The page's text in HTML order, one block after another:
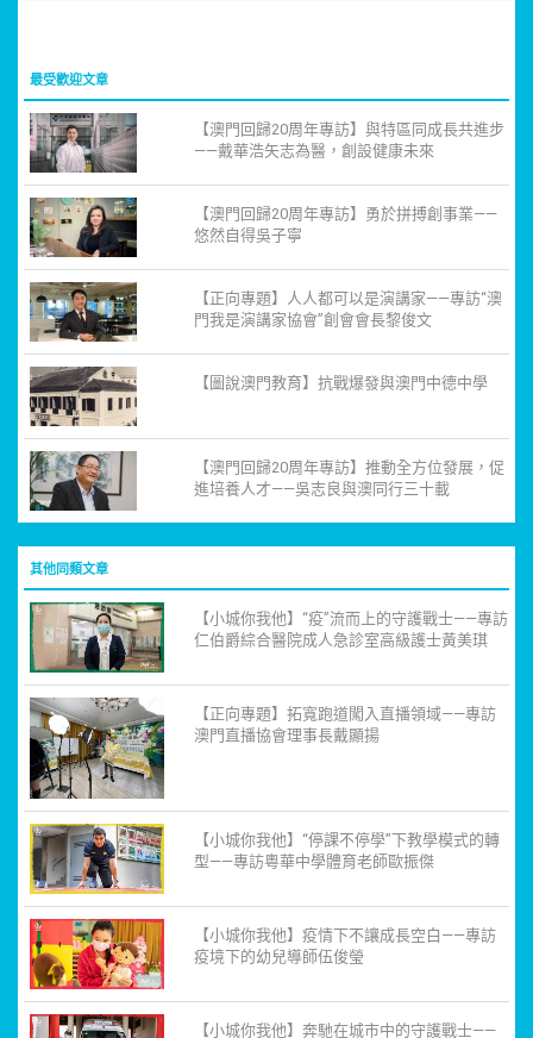
最受歡迎文章
【澳門回歸20周年專訪】與特區同成長共進步
——戴華浩矢志為醫，創設健康未來
【澳門回歸20周年專訪】勇於拼搏創事業——
悠然自得吳子寧
【正向專題】人人都可以是演講家——專訪“澳
門我是演講家協會”創會會長黎俊文
【圖說澳門教育】抗戰爆發與澳門中德中學
【澳門回歸20周年專訪】推動全方位發展，促
進培養人才——吳志良與澳同行三十載
其他同類文章
【小城你我他】“疫”流而上的守護戰士——專訪
仁伯爵綜合醫院成人急診室高級護士黃美琪
【正向專題】拓寬跑道闖入直播領域——專訪
澳門直播協會理事長戴顯揚
【小城你我他】“停課不停學”下教學模式的轉
型——專訪粵華中學體育老師歐振傑
【小城你我他】疫情下不讓成長空白——專訪
疫境下的幼兒導師伍俊瑩
【小城你我他】奔馳在城市中的守護戰士——